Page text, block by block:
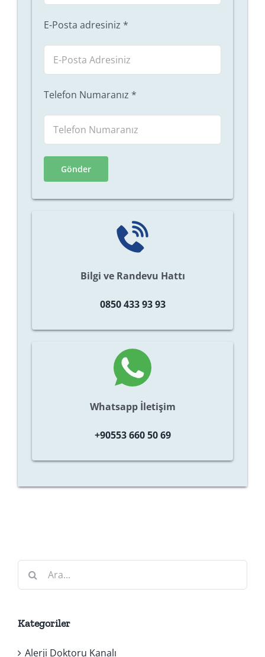
E-Posta adresiniz *
Telefon Numaranız *
Bilgi ve Randevu Hattı
0850 433 93 93
Whatsapp İletişim
+90553 660 50 69
Kategoriler
Alerji Doktoru Kanalı